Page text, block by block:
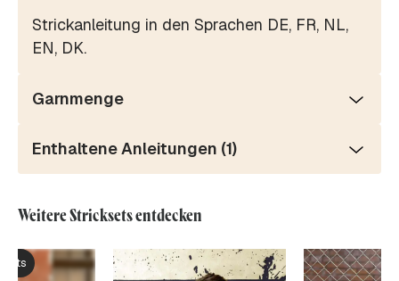
Strickanleitung in den Sprachen DE, FR, NL,
EN, DK.
Garnmenge
Enthaltene Anleitungen (1)
Weitere Stricksets entdecken